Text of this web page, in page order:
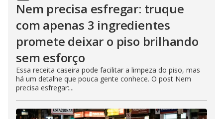
Nem precisa esfregar: truque
com apenas 3 ingredientes
promete deixar o piso brilhando
sem esforço
Essa receita caseira pode facilitar a limpeza do piso, mas
há um detalhe que pouca gente conhece. O post Nem
precisa esfregar:...